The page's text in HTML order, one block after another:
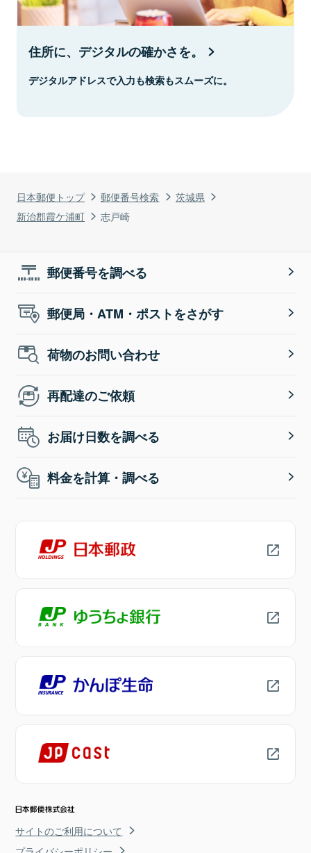
日本郵便トップ 郵便番号検索
茨城県
新治郡霞ケ浦町
志戸崎
住所に、デジタルの確かさを。
デジタルアドレスで入力も検索もスムーズに。
郵便番号を調べる
郵便局・ATM・ポストをさがす
荷物のお問い合わせ
再配達のご依頼
お届け日数を調べる
料金を計算・調べる
サイトのご利用について